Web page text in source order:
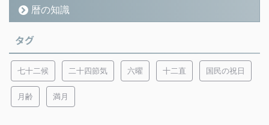
暦の知識
タグ
七十二候 二十四節気 六曜 十二直 国民の祝日
月齢 満月